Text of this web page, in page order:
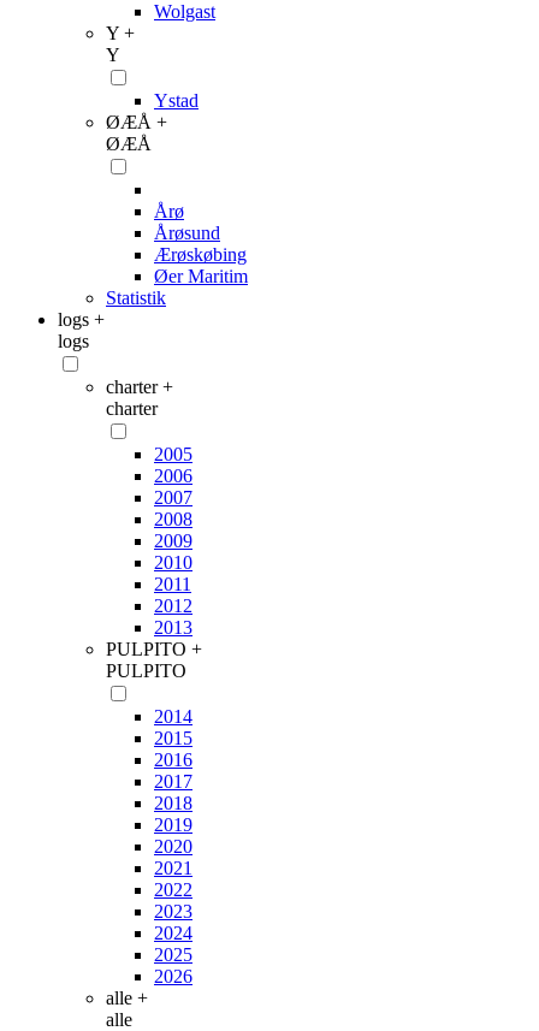
Wolgast
Y +
Y
Ystad
ØÆÅ +
ØÆÅ
Årø
Årøsund
Ærøskøbing
Øer Maritim
Statistik
logs +
logs
charter +
charter
2005
2006
2007
2008
2009
2010
2011
2012
2013
PULPITO +
PULPITO
2014
2015
2016
2017
2018
2019
2020
2021
2022
2023
2024
2025
2026
alle +
alle